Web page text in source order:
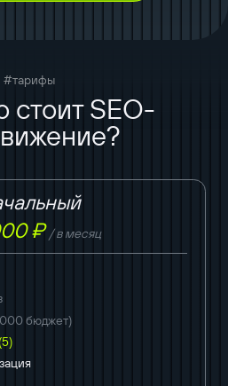
#тарифы
стоит SEO-
₽/ в месяц
бюджет)
(5)